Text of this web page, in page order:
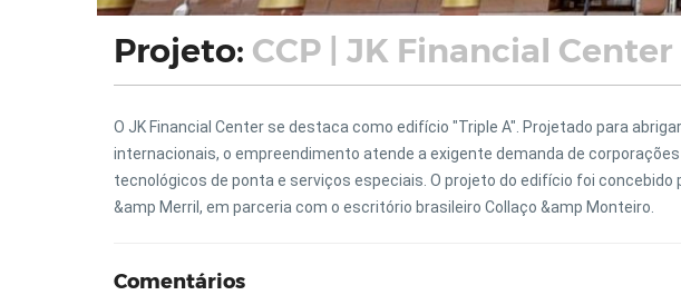
Projeto: CCP | JK Financial Center
O JK Financial Center se destaca como edifício "Triple A". Projetado para
internacionais, o empreendimento atende a exigente demanda de
tecnológicos de ponta e serviços especiais. O projeto do edifício foi concebido
&amp Merril, em parceria com o escritório brasileiro Collaço &amp Monteiro.
Comentários